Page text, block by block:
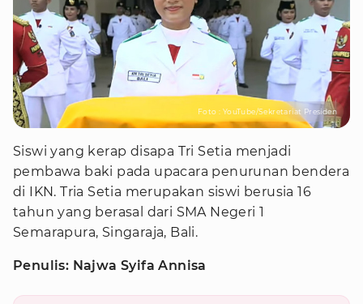
Foto : YouTube/Sekretariat Presiden
Siswi yang kerap disapa Tri Setia menjadi
pembawa baki pada upacara penurunan bendera
di IKN. Tria Setia merupakan siswi berusia 16
tahun yang berasal dari SMA Negeri 1
Semarapura, Singaraja, Bali.
Penulis: Najwa Syifa Annisa